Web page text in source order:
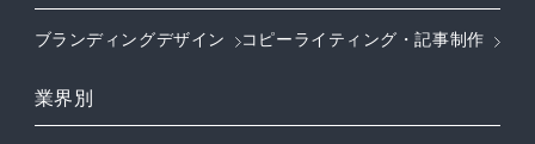
ブランディングデザイン コピーライティング・記事制作
業界別